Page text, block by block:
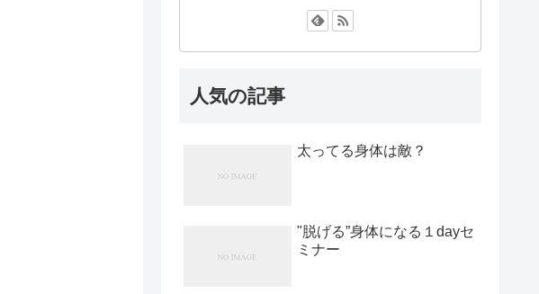
人気の記事
太ってる身体は敵？
"脱げる”身体になる１dayセ
ミナー